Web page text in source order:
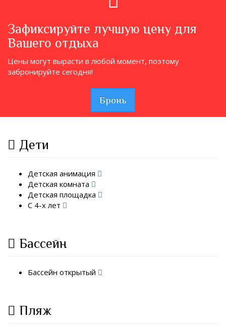
Зафиксируйте лучшую цену для
Вашего отдыха
Цены могут вырасти в любой момент, поэтому
забронируйте сегодня!
Бронь
Дети
Детская анимация
Детская комната
Детская площадка
С 4-х лет
Бассейн
Бассейн открытый
Пляж